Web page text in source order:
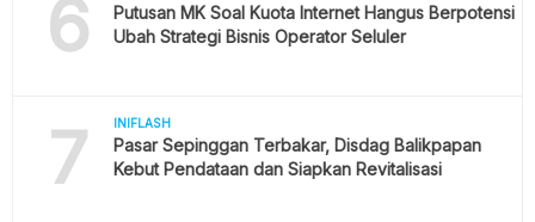
6
Putusan MK Soal Kuota Internet Hangus Berpotensi
Ubah Strategi Bisnis Operator Seluler
7 INIFLASH
Pasar Sepinggan Terbakar, Disdag Balikpapan
Kebut Pendataan dan Siapkan Revitalisasi